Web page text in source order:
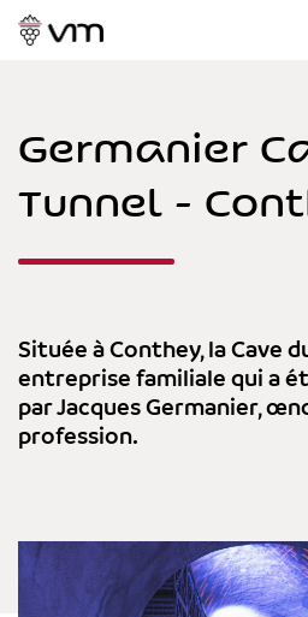
Germanier
Tunnel -
Située à Conthey, la Cave
entreprise familiale qui a
par Jacques Germanier,
profession.